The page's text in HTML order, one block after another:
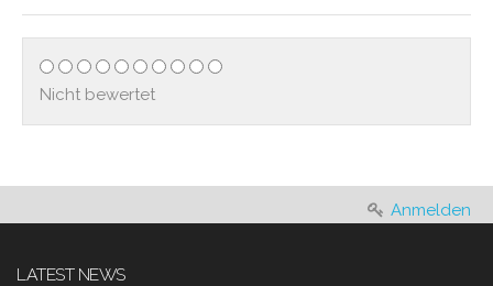
Nicht bewertet
Anmelden
LATEST NEWS